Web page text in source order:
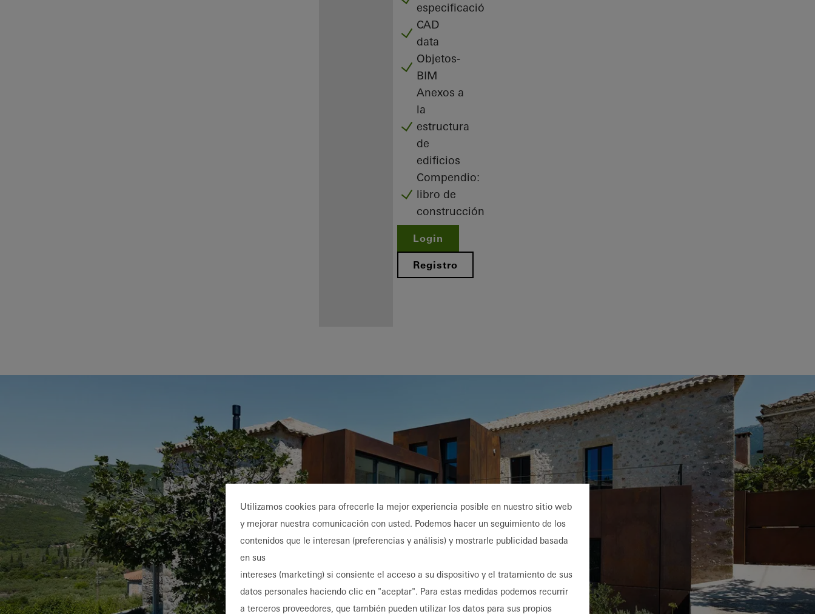
como
registrado
Descubre
mi área
de
trabajo
especificación
CAD
data
Objetos-
BIM
Anexos a
la
estructura
de
edificios
Compendio:
libro de
construcción
Login
Registro
Utilizamos cookies para ofrecerle la mejor experiencia posible en nuestro sitio web
y mejorar nuestra comunicación con usted. Podemos hacer un seguimiento de los
contenidos que le interesan (preferencias y análisis) y mostrarle publicidad basada
en sus
intereses (marketing) si consiente el acceso a su dispositivo y el tratamiento de sus
datos personales haciendo clic en "aceptar". Para estas medidas podemos recurrir
a terceros proveedores, que también pueden utilizar los datos para sus propios